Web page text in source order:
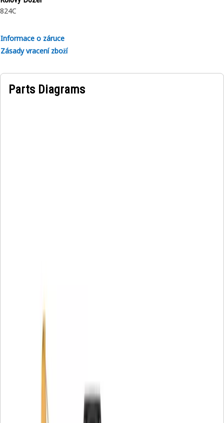
824C
Informace o záruce
Zásady vracení zboží
Parts Diagrams